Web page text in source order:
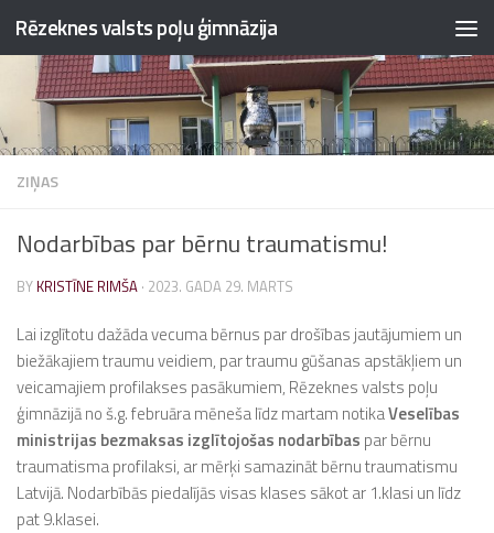
Skip to content
Rēzeknes valsts poļu ģimnāzija
ZIŅAS
Nodarbības par bērnu traumatismu!
BY KRISTĪNE RIMŠA · 2023. GADA 29. MARTS
Lai izglītotu dažāda vecuma bērnus par drošības jautājumiem un
biežākajiem traumu veidiem, par traumu gūšanas apstākļiem un
veicamajiem profilakses pasākumiem, Rēzeknes valsts poļu
ģimnāzijā no š.g. februāra mēneša līdz martam notikaVeselības
ministrijas bezmaksas izglītojošas nodarbības par bērnu
traumatisma profilaksi, ar mērķi samazināt bērnu traumatismu
Latvijā. Nodarbībās piedalījās visas klases sākot ar 1.klasi un līdz
pat 9.klasei.